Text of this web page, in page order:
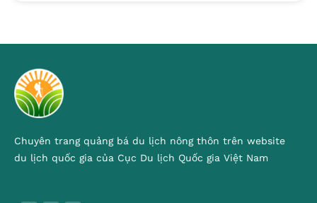
Chuyên trang quảng bá du lịch nông thôn trên website
du lịch quốc gia của Cục Du lịch Quốc gia Việt Nam